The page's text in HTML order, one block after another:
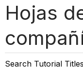
Hojas
Search Tutorial Titles